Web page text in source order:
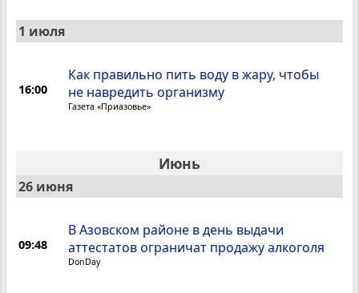
1 июля
16:00
Как правильно пить воду в жару, чтобы
не навредить организму
Газета «Приазовье»
Июнь
26 июня
09:48
В Азовском районе в день выдачи
аттестатов ограничат продажу алкоголя
DonDay